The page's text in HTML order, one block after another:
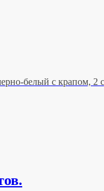
белый с крапом, 2